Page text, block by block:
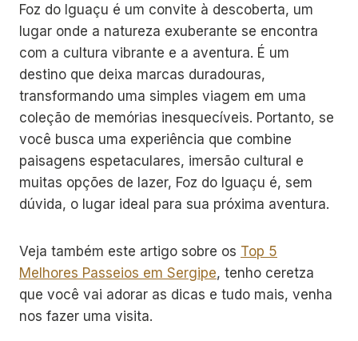
Foz do Iguaçu é um convite à descoberta, um
lugar onde a natureza exuberante se encontra
com a cultura vibrante e a aventura. É um
destino que deixa marcas duradouras,
transformando uma simples viagem em uma
coleção de memórias inesquecíveis. Portanto, se
você busca uma experiência que combine
paisagens espetaculares, imersão cultural e
muitas opções de lazer, Foz do Iguaçu é, sem
dúvida, o lugar ideal para sua próxima aventura.
Veja também este artigo sobre os Top 5
Melhores Passeios em Sergipe, tenho ceretza
que você vai adorar as dicas e tudo mais, venha
nos fazer uma visita.